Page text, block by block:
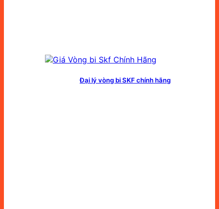
Đại lý vòng bi SKF chính hãng